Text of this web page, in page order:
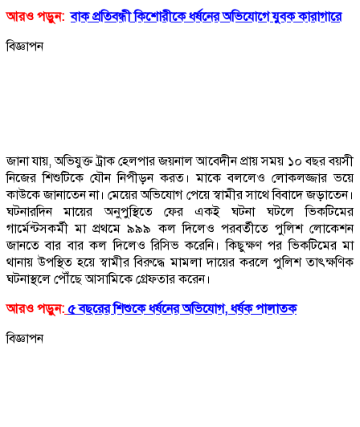
আরও পড়ুন: বাক প্রতিবন্ধী কিশোরীকে ধর্ষনের অভিযোগে যুবক কারাগারে
বিজ্ঞাপন
জানা যায়, অভিযুক্ত ট্রাক হেলপার জয়নাল আবেদীন প্রায় সময় ১০ বছর বয়সী
নিজের শিশুটিকে যৌন নিপীড়ন করত। মাকে বললেও লোকলজ্জার ভয়ে
কাউকে জানাতেন না। মেয়ের অভিযোগ পেয়ে স্বামীর সাথে বিবাদে জড়াতেন।
ঘটনারদিন মায়ের অনুপুস্থিতে ফের একই ঘটনা ঘটলে ভিকটিমের
গার্মেন্টসকর্মী মা প্রথমে ৯৯৯ কল দিলেও পরবর্তীতে পুলিশ লোকেশন
জানতে বার বার কল দিলেও রিসিভ করেনি। কিছুক্ষণ পর ভিকটিমের মা
থানায় উপস্থিত হয়ে স্বামীর বিরুদ্ধে মামলা দায়ের করলে পুলিশ তাৎক্ষণিক
ঘটনাস্থলে পৌঁছে আসামিকে গ্রেফতার করেন।
আরও পড়ুন: ৫ বছরের শিশুকে ধর্ষনের অভিযোগ, ধর্ষক পালাতক
বিজ্ঞাপন